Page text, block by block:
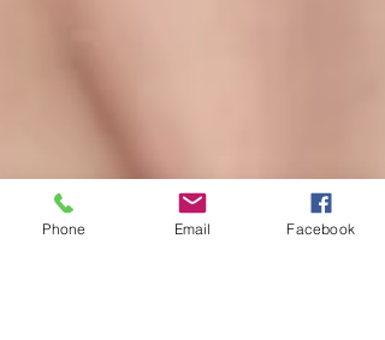
Phone Email Facebook